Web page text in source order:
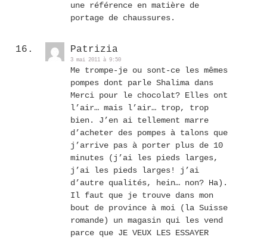
une référence en matière de
portage de chaussures.
Patrizia
3 mai 2011 à 9:50
Me trompe-je ou sont-ce les mêmes
pompes dont parle Shalima dans
Merci pour le chocolat? Elles ont
l’air… mais l’air… trop, trop
bien. J’en ai tellement marre
d’acheter des pompes à talons que
j’arrive pas à porter plus de 10
minutes (j’ai les pieds larges,
j’ai les pieds larges! j’ai
d’autre qualités, hein… non? Ha).
Il faut que je trouve dans mon
bout de province à moi (la Suisse
romande) un magasin qui les vend
parce que JE VEUX LES ESSAYER